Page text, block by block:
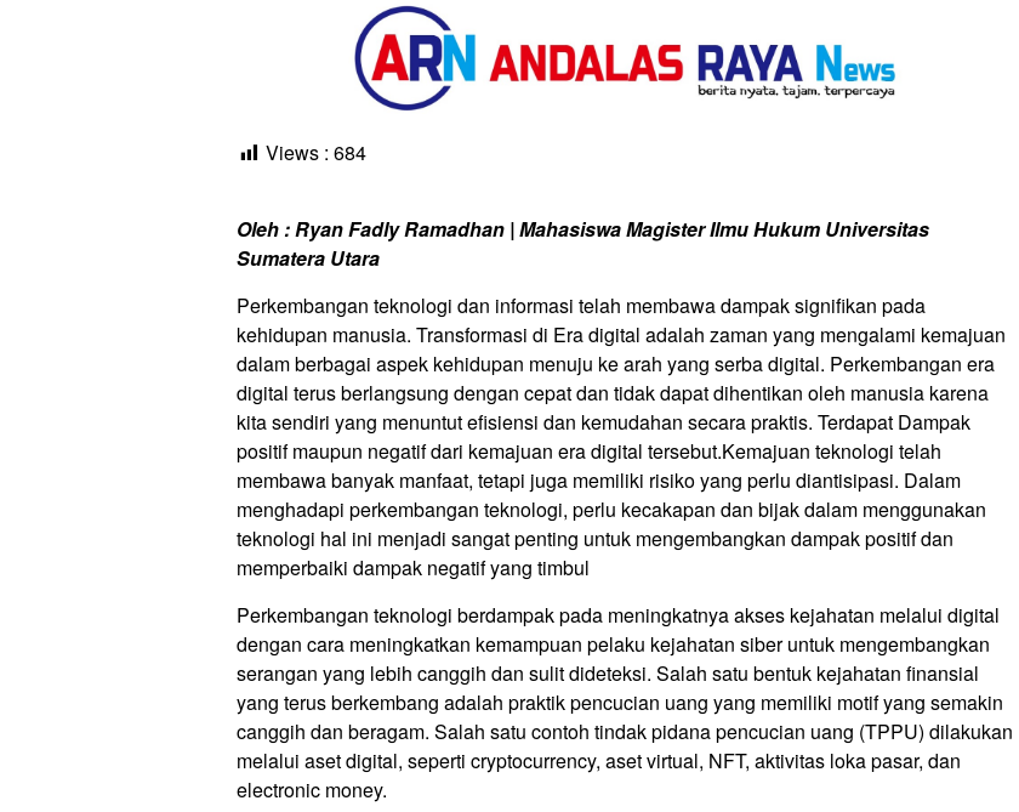
Views : 684
Oleh : Ryan Fadly Ramadhan | Mahasiswa Magister Ilmu Hukum Universitas
Sumatera Utara
Perkembangan teknologi dan informasi telah membawa dampak signifikan pada
kehidupan manusia. Transformasi di Era digital adalah zaman yang mengalami kemajuan
dalam berbagai aspek kehidupan menuju ke arah yang serba digital. Perkembangan era
digital terus berlangsung dengan cepat dan tidak dapat dihentikan oleh manusia karena
kita sendiri yang menuntut efisiensi dan kemudahan secara praktis. Terdapat Dampak
positif maupun negatif dari kemajuan era digital tersebut.Kemajuan teknologi telah
membawa banyak manfaat, tetapi juga memiliki risiko yang perlu diantisipasi. Dalam
menghadapi perkembangan teknologi, perlu kecakapan dan bijak dalam menggunakan
teknologi hal ini menjadi sangat penting untuk mengembangkan dampak positif dan
memperbaiki dampak negatif yang timbul
Perkembangan teknologi berdampak pada meningkatnya akses kejahatan melalui digital
dengan cara meningkatkan kemampuan pelaku kejahatan siber untuk mengembangkan
serangan yang lebih canggih dan sulit dideteksi. Salah satu bentuk kejahatan finansial
yang terus berkembang adalah praktik pencucian uang yang memiliki motif yang semakin
canggih dan beragam. Salah satu contoh tindak pidana pencucian uang (TPPU) dilakukan
melalui aset digital, seperti cryptocurrency, aset virtual, NFT, aktivitas loka pasar, dan
electronic money.